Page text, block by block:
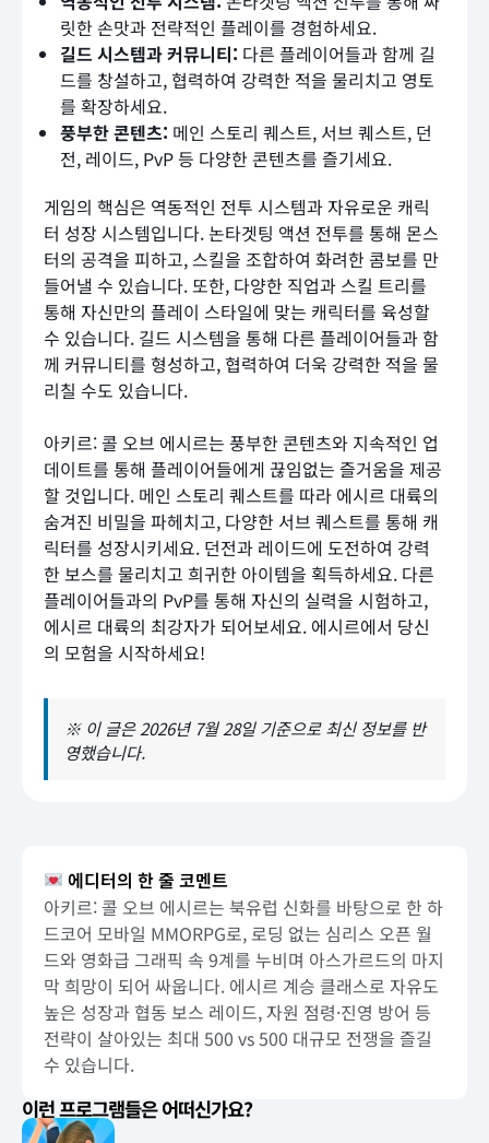
릿한 손맛과 전략적인 플레이를 경험하세요.
길드 시스템과 커뮤니티: 다른 플레이어들과 함께 길
드를 창설하고, 협력하여 강력한 적을 물리치고 영토
를 확장하세요.
풍부한 콘텐츠: 메인 스토리 퀘스트, 서브 퀘스트, 던
전, 레이드, PvP 등 다양한 콘텐츠를 즐기세요.
게임의 핵심은 역동적인 전투 시스템과 자유로운 캐릭
터 성장 시스템입니다. 논타겟팅 액션 전투를 통해 몬스
터의 공격을 피하고, 스킬을 조합하여 화려한 콤보를 만
들어낼 수 있습니다. 또한, 다양한 직업과 스킬 트리를
통해 자신만의 플레이 스타일에 맞는 캐릭터를 육성할
수 있습니다. 길드 시스템을 통해 다른 플레이어들과 함
께 커뮤니티를 형성하고, 협력하여 더욱 강력한 적을 물
리칠 수도 있습니다.
아키르: 콜 오브 에시르는 풍부한 콘텐츠와 지속적인 업
데이트를 통해 플레이어들에게 끊임없는 즐거움을 제공
할 것입니다. 메인 스토리 퀘스트를 따라 에시르 대륙의
숨겨진 비밀을 파헤치고, 다양한 서브 퀘스트를 통해 캐
릭터를 성장시키세요. 던전과 레이드에 도전하여 강력
한 보스를 물리치고 희귀한 아이템을 획득하세요. 다른
플레이어들과의 PvP를 통해 자신의 실력을 시험하고,
에시르 대륙의 최강자가 되어보세요. 에시르에서 당신
의 모험을 시작하세요!
※ 이 글은 2026년 7월 28일 기준으로 최신 정보를 반
영했습니다.
에디터의 한 줄 코멘트
아키르: 콜 오브 에시르는 북유럽 신화를 바탕으로 한 하
드코어 모바일 MMORPG로, 로딩 없는 심리스 오픈 월
드와 영화급 그래픽 속 9계를 누비며 아스가르드의 마지
막 희망이 되어 싸웁니다. 에시르 계승 클래스로 자유도
높은 성장과 협동 보스 레이드, 자원 점령·진영 방어 등
전략이 살아있는 최대 500 vs 500 대규모 전쟁을 즐길
수 있습니다.
이런 프로그램들은 어떠신가요?